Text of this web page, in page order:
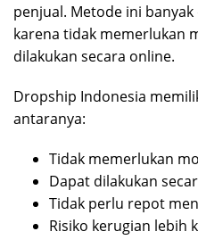
penjual. Metode ini
karena tidak memerlukan
dilakukan secara online.
Dropship Indonesia
antaranya:
Tidak memerlukan
Dapat dilakukan
Tidak perlu repot
Risiko kerugian lebih